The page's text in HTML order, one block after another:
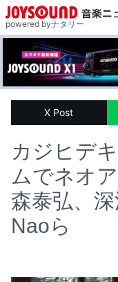
powered byナタリー
X Post
カジヒデ
ムでネオ
森泰弘、
Naoら